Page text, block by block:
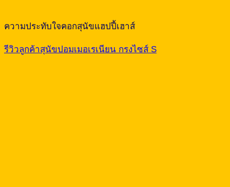
ความประทับใจคอกสุนัขแฮปปี้เฮาส์
รีวิวลูกค้าสุนัขปอมเมอเรเนียน กรงไซส์ S